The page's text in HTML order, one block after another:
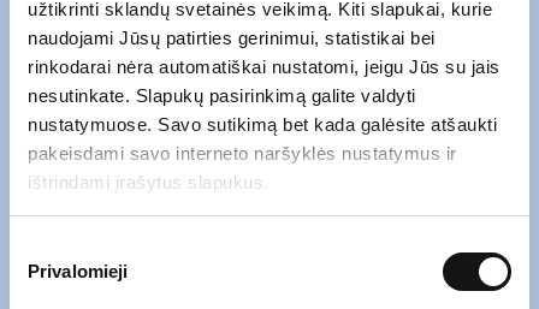
užtikrinti sklandų svetainės veikimą. Kiti slapukai, kurie
naudojami Jūsų patirties gerinimui, statistikai bei
rinkodarai nėra automatiškai nustatomi, jeigu Jūs su jais
nesutinkate. Slapukų pasirinkimą galite valdyti
nustatymuose. Savo sutikimą bet kada galėsite atšaukti
pakeisdami savo interneto naršyklės nustatymus ir
ištrindami įrašytus slapukus.
pasirinkimas
Privalomieji